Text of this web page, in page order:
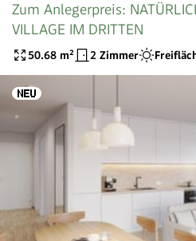
Zum Anlegerpreis:
VILLAGE IM DRITTEN
50.68 m² 2 Zimmer